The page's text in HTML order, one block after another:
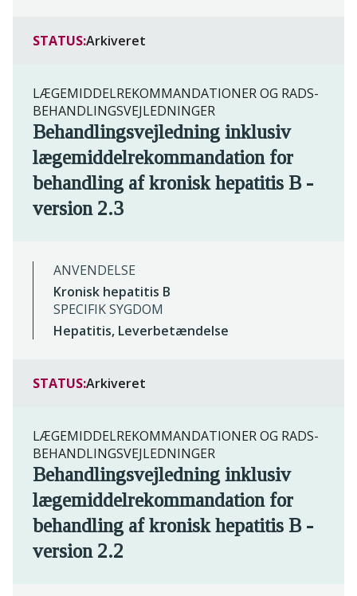
STATUS:Arkiveret
LÆGEMIDDELREKOMMANDATIONER OG RADS-
BEHANDLINGSVEJLEDNINGER
Behandlingsvejledning inklusiv
lægemiddelrekommandation for
behandling af kronisk hepatitis B -
version 2.3
ANVENDELSE
Kronisk hepatitis B
SPECIFIK SYGDOM
Hepatitis, Leverbetændelse
STATUS:Arkiveret
LÆGEMIDDELREKOMMANDATIONER OG RADS-
BEHANDLINGSVEJLEDNINGER
Behandlingsvejledning inklusiv
lægemiddelrekommandation for
behandling af kronisk hepatitis B -
version 2.2